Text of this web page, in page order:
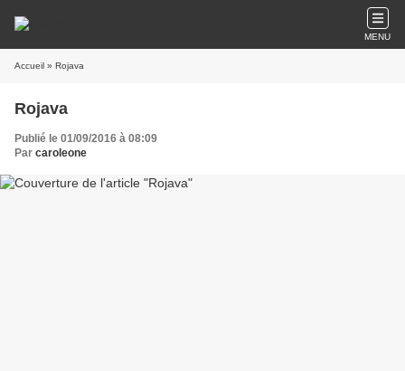
MENU
Accueil » Rojava
Rojava
Publié le 01/09/2016 à 08:09
Par caroleone